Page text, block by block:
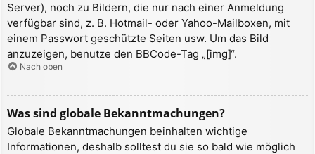
Server), noch zu Bildern, die nur nach einer Anmeldung
verfügbar sind, z. B. Hotmail- oder Yahoo-Mailboxen, mit
einem Passwort geschützte Seiten usw. Um das Bild
anzuzeigen, benutze den BBCode-Tag „[img]“.
Nach oben
Was sind globale Bekanntmachungen?
Globale Bekanntmachungen beinhalten wichtige
Informationen, deshalb solltest du sie so bald wie möglich